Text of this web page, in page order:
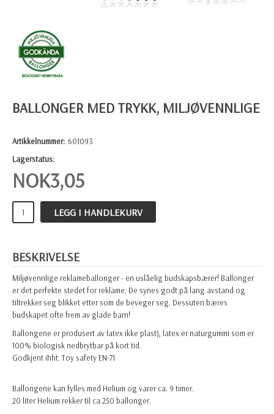
BALLONGER MED TRYKK, MILJØVENNLIGE
Artikkelnummer: 601093
Lagerstatus:
NOK3,05
LEGG I HANDLEKURV
BESKRIVELSE
Miljøvennlige reklameballonger - en uslåelig budskapsbærer! Ballonger
er det perfekte stedet for reklame. De synes godt på lang avstand og
tiltrekker seg blikket etter som de beveger seg. Dessuten bæres
budskapet ofte frem av glade barn!
Ballongene er produsert av latex ikke plast), latex er naturgummi som er
100% biologisk nedbrytbar på kort tid.
Godkjent ihht. Toy safety EN-71
Ballongene kan fylles med Helium og varer ca. 9 timer.
20 liter Helium rekker til ca 250 ballonger.